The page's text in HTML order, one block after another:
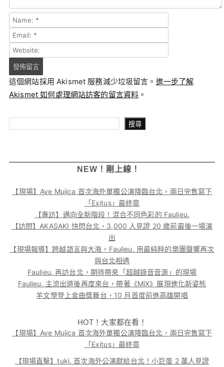
這個網站採用 Akismet 服務減少垃圾留言。 進一步了解
Akismet 如何處理網站訪客的留言資料 。
搜尋
NEW！剛上線！
【現場】Ave Mujica 首次海外單獨公演降臨台北，兩日完售寫下
「Exitus」最終章
【專訪】邁向全新階段！混合不同色彩的 Faulieu.
【訪問】AKASAKI 快閃台北，3,000 人見證 20 歲前最後一場演
出
【現場報導】跨越語言與大海，Faulieu. 用最純粹的樂團聲響再次
與台北相遇
Faulieu. 再訪台北，期待帶來「超越錄音音源」的現場
Faulieu. 主流出道後再度來台，帶著《MiX》展現進化新姿態
羊文學登上金曲獎舞台，10 月首度前進高雄開唱
HOT！大家都在看！
【現場】Ave Mujica 首次海外單獨公演降臨台北，兩日完售寫下
「Exitus」最終章
【現場直擊】tuki. 首次海外公演獻給台北！小巨蛋 2 萬人見證